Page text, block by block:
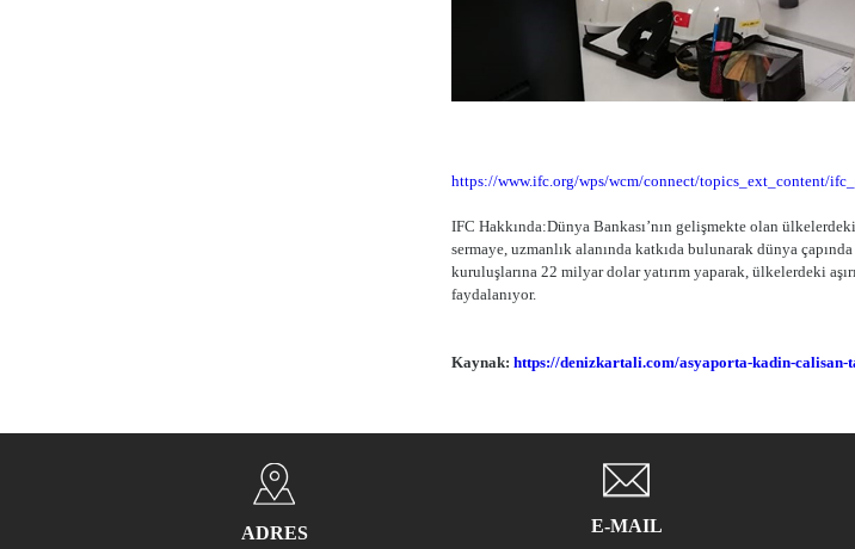
https://www.ifc.org/wps/wcm/connect/topics_ext_content/
IFC Hakkında:Dünya Bankası’nın gelişmekte olan
sermaye, uzmanlık alanında katkıda bulunarak dünya
kuruluşlarına 22 milyar dolar yatırım yaparak, ülkelerdeki
faydalanıyor.
Kaynak: https://denizkartali.com/asyaporta-kadin-
ADRES E-MAIL